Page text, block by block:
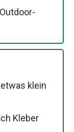
klein
Kleber